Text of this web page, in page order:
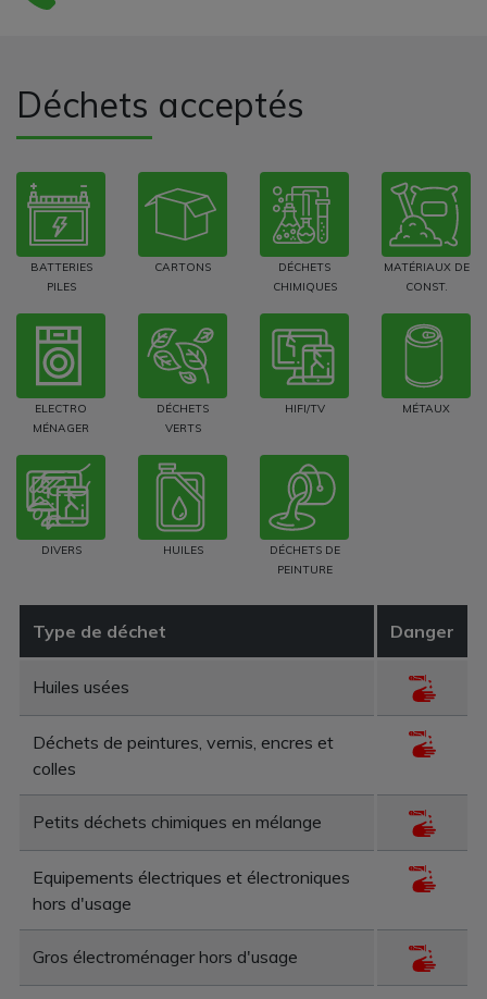
Déchets acceptés
BATTERIES
PILES
CARTONS
DÉCHETS
CHIMIQUES
MATÉRIAUX DE
CONST.
ELECTRO
MÉNAGER
DÉCHETS
VERTS
HIFI/TV MÉTAUX
DIVERS HUILES
DÉCHETS DE
PEINTURE
Type de déchet Danger
Huiles usées
Déchets de peintures, vernis, encres et
colles
Petits déchets chimiques en mélange
Equipements électriques et électroniques
hors d'usage
Gros électroménager hors d'usage